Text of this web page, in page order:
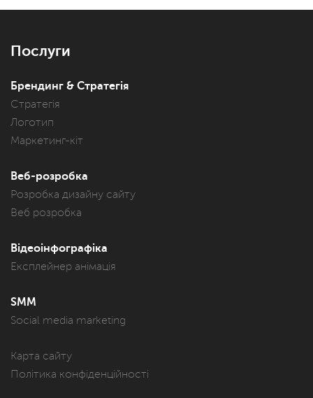
Послуги
Брендинг & Стратегія
Стратегія
Логотип
Маркетинг-кіт
Веб-розробка
Розробка дизайну сайту
Веб розробка
Відеоінфографіка
Експлейнер анімація
SMM
Social media marketing
Карта сайту
Політика конфіденційності